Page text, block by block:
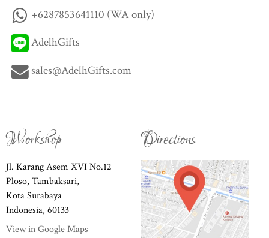
+6287853641110 (WA only)
AdelhGifts
sales@AdelhGifts.com
Workshop
Jl. Karang Asem XVI No.12
Ploso, Tambaksari,
Kota Surabaya
Indonesia, 60133
View in Google Maps
Directions